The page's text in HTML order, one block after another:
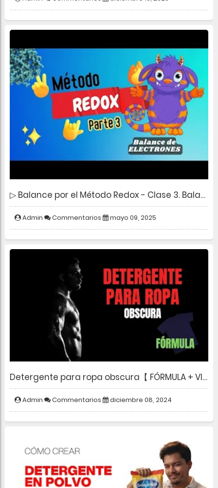
▷ Balance por el Método Redox - Clase 3. Balance de Electrones
Admin Commentarios mayo 09, 2025
Detergente para ropa obscura【 FÓRMULA + VIDEO + DESCARGA 】
Admin Commentarios diciembre 08, 2024